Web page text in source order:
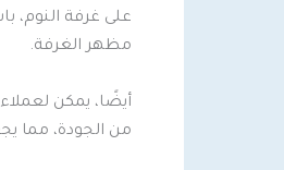
على غرفة النوم،
مظهر الغرفة.
أيضًا، يمكن
من الجودة، مما